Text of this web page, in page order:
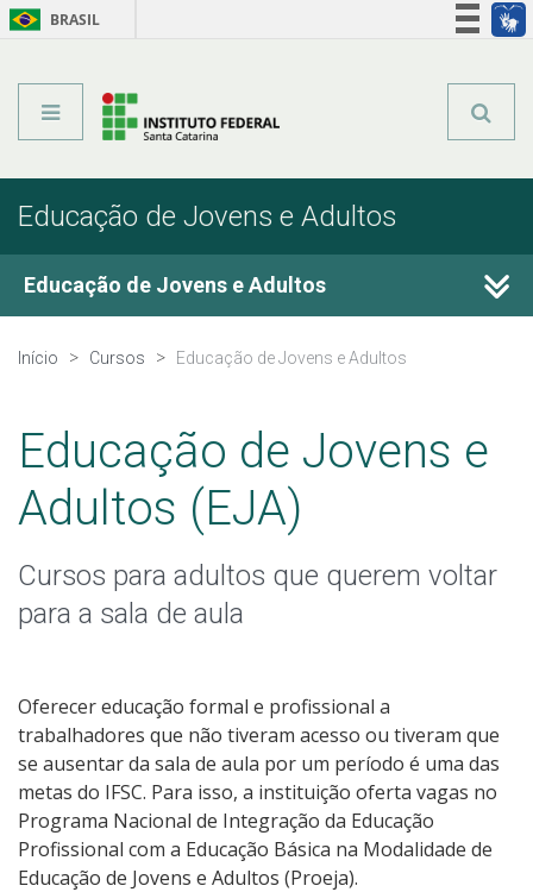
BRASIL
Educação de Jovens e Adultos
Educação de Jovens e Adultos
Cursos Técnicos
Qualificação Profissional
Educação a Distância
Transferências e retornos
PartiuIF
Parcerias
Início Cursos Educação de Jovens e Adultos
Educação de Jovens e
Adultos (EJA)
Cursos para adultos que querem voltar
para a sala de aula
Oferecer educação formal e profissional a
trabalhadores que não tiveram acesso ou tiveram que
se ausentar da sala de aula por um período é uma das
metas do IFSC. Para isso, a instituição oferta vagas no
Programa Nacional de Integração da Educação
Profissional com a Educação Básica na Modalidade de
Educação de Jovens e Adultos (Proeja).